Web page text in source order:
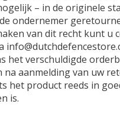
– in de originele
ondernemer
van dit recht kunt u
het verschuldigde
na aanmelding van uw
het product reeds in
is.